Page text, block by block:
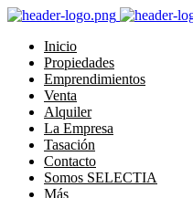
Inicio
Propiedades
Emprendimientos
Venta
Alquiler
La Empresa
Tasación
Contacto
Somos SELECTIA
Más